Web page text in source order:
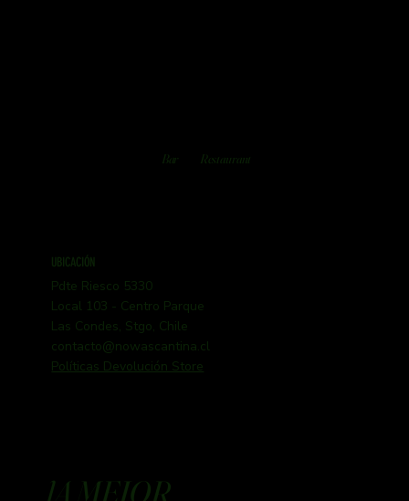
Bar Restaurant
UBICACIÓN
Pdte Riesco 5330
Local 103 - Centro Parque
Las Condes, Stgo, Chile
contacto@nowascantina.cl
Políticas Devolución Store
lA MEJOR